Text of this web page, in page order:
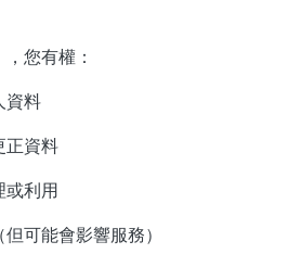
您有權：
資料
正資料
或利用
可能會影響服務）